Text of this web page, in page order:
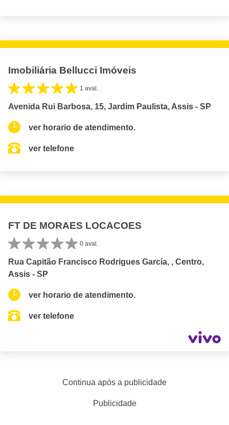
Imobiliária Bellucci Imóveis
1 aval.
Avenida Rui Barbosa, 15, Jardim Paulista, Assis - SP
ver horario de atendimento.
ver telefone
FT DE MORAES LOCACOES
0 aval.
Rua Capitão Francisco Rodrigues García, , Centro,
Assis - SP
ver horario de atendimento.
ver telefone
Continua após a publicidade
Publicidade